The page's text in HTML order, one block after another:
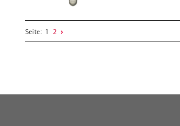
Seite: 1 2